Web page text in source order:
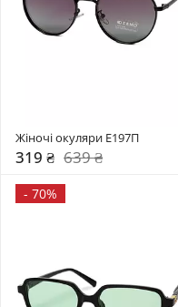
Жіночі окуляри E197П
319 ₴ 639 ₴
- 70%